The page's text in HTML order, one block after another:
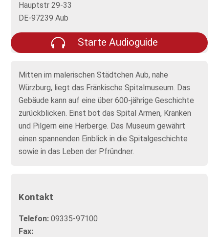
Hauptstr 29-33
DE-97239 Aub
Starte Audioguide
Mitten im malerischen Städtchen Aub, nahe
Würzburg, liegt das Fränkische Spitalmuseum. Das
Gebäude kann auf eine über 600-jährige Geschichte
zurückblicken. Einst bot das Spital Armen, Kranken
und Pilgern eine Herberge. Das Museum gewährt
einen spannenden Einblick in die Spitalgeschichte
sowie in das Leben der Pfründner.
Kontakt
Telefon: 09335-97100
Fax: